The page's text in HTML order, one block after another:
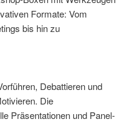
Formate: Vom
bis hin zu
Debattieren und
Die
Präsentationen und Panel-